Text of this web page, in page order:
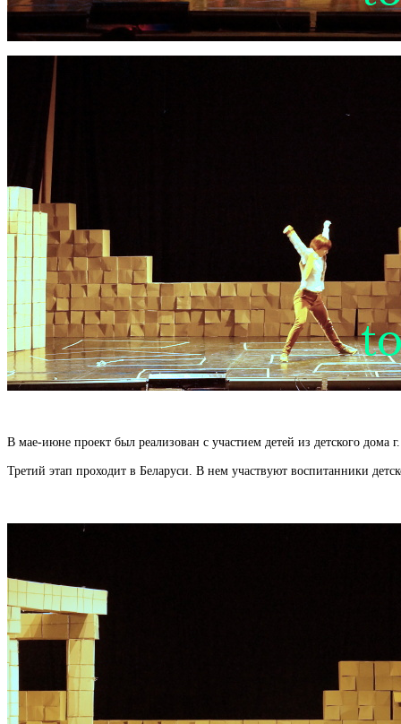
В мае-июне проект был реализован с участием детей из детского дома
Третий этап проходит в Беларуси. В нем участвуют воспитанники